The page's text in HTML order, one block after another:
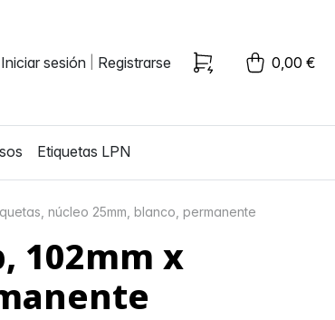
Iniciar sesión Registrarse 0,00 €
Etiquetas LPN
núcleo 25mm, blanco, permanente
102mm x